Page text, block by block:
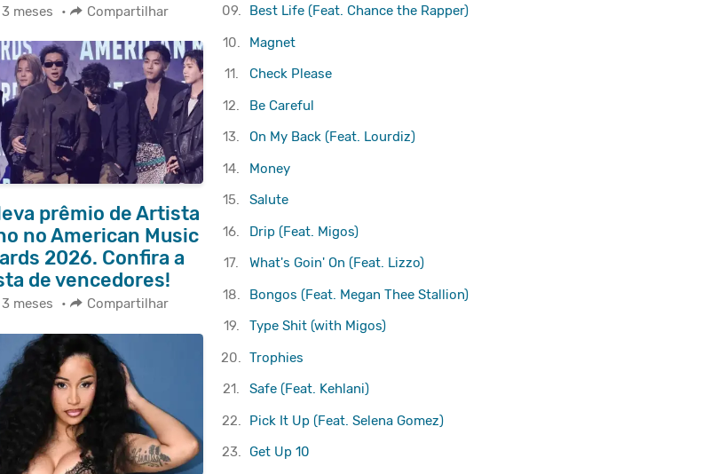
meses • Compartilhar
prêmio de Artista
no American Music
2026. Confira a
de vencedores!
meses • Compartilhar
09.
Best Life (Feat. Chance the Rapper)
10.
Magnet
11.
Check Please
12.
Be Careful
13.
On My Back (Feat. Lourdiz)
14.
Money
15.
Salute
16.
Drip (Feat. Migos)
17.
What's Goin' On (Feat. Lizzo)
18.
Bongos (Feat. Megan Thee Stallion)
19.
Type Shit (with Migos)
20.
Trophies
21.
Safe (Feat. Kehlani)
22.
Pick It Up (Feat. Selena Gomez)
23.
Get Up 10